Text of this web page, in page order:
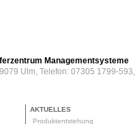
Managementsysteme
Ulm, Telefon: 07305 1799-
AKTUELLES
Produktentstehung